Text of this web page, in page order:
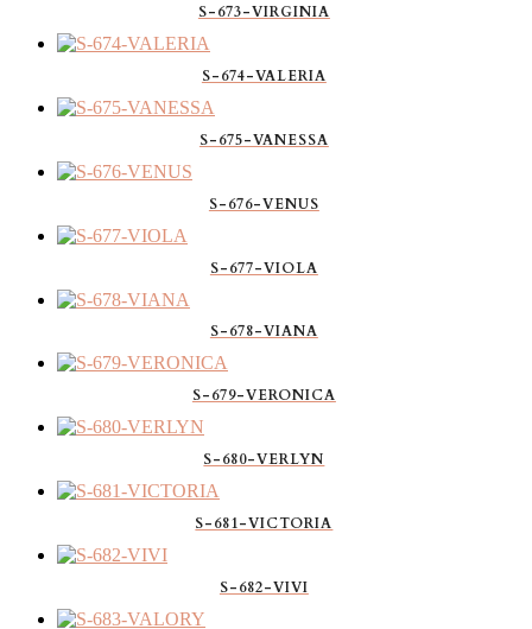
S-673-VIRGINIA
S-674-VALERIA
S-675-VANESSA
S-676-VENUS
S-677-VIOLA
S-678-VIANA
S-679-VERONICA
S-680-VERLYN
S-681-VICTORIA
S-682-VIVI